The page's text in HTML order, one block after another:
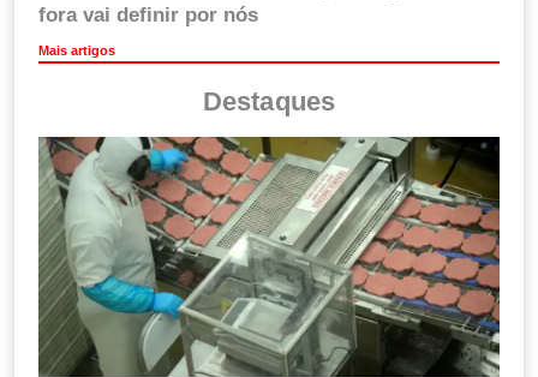
fora vai definir por nós
Mais artigos
Destaques